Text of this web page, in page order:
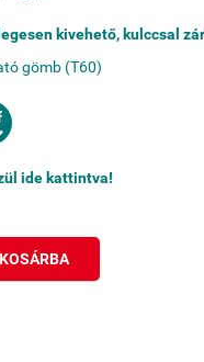
kivehető, kulccsal
ide kattintva!
KOSÁRBA